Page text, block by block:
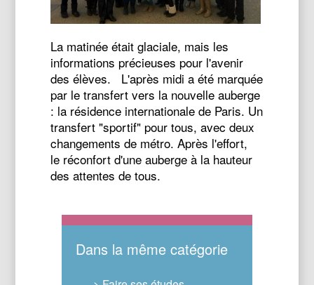
La matinée était glaciale, mais les
informations précieuses pour l'avenir
des élèves. L'après midi a été marquée
par le transfert vers la nouvelle auberge
: la résidence internationale de Paris. Un
transfert "sportif" pour tous, avec deux
changements de métro. Après l'effort,
le réconfort d'une auberge à la hauteur
des attentes de tous.
Dans la même catégorie